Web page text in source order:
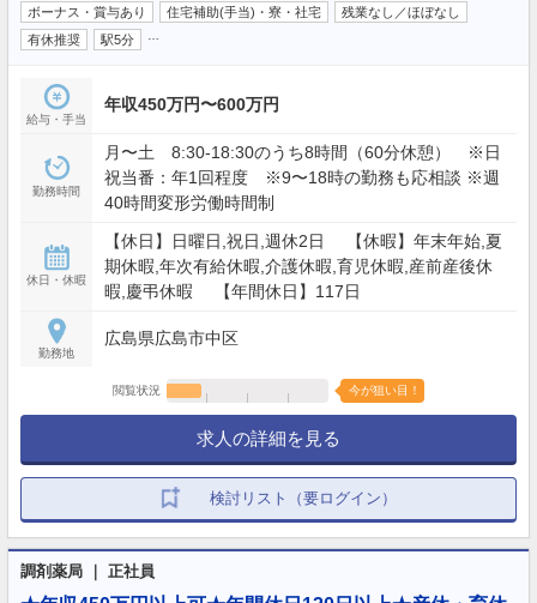
ボーナス・賞与あり
住宅補助(手当)・寮・社宅
残業なし／ほぼなし
有休推奨
駅5分
給与・手当
年収450万円〜600万円
勤務時間
月〜土 8:30-18:30のうち8時間（60分休憩） ※日
祝当番：年1回程度 ※9〜18時の勤務も応相談 ※週
40時間変形労働時間制
休日・休暇
【休日】日曜日,祝日,週休2日 【休暇】年末年始,夏
期休暇,年次有給休暇,介護休暇,育児休暇,産前産後休
暇,慶弔休暇 【年間休日】117日
勤務地
広島県広島市中区
閲覧状況 今が狙い目！
求人の詳細を見る
検討リスト（要ログイン）
調剤薬局 ｜ 正社員